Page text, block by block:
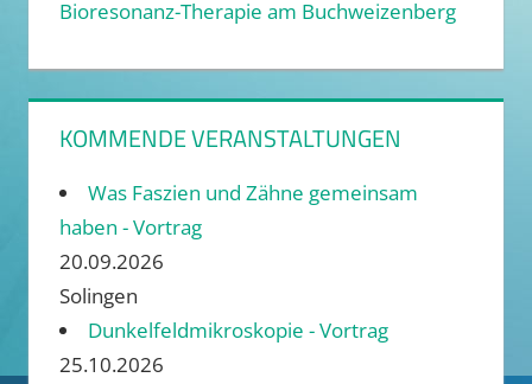
Bioresonanz-Therapie am Buchweizenberg
KOMMENDE VERANSTALTUNGEN
Was Faszien und Zähne gemeinsam
haben - Vortrag
20.09.2026
Solingen
Dunkelfeldmikroskopie - Vortrag
25.10.2026